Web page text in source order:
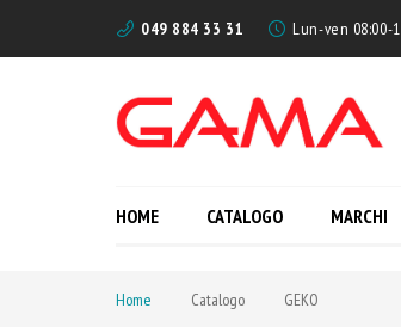
049 884 33 31 Lun-ven 08:00-
HOME CATALOGO MARCHI
Home Catalogo GEKO